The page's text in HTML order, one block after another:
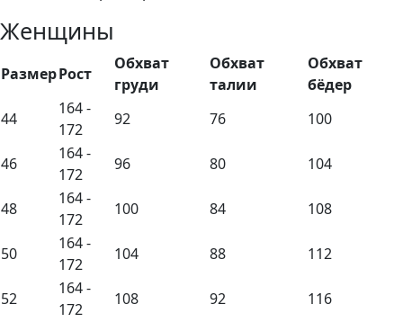
Женщины
РазмерРост
Обхват
груди
Обхват
талии
Обхват
бёдер
44
164 -
172
92 76 100
46
164 -
172
96 80 104
48
164 -
172
100 84 108
50
164 -
172
104 88 112
52
164 -
172
108 92 116